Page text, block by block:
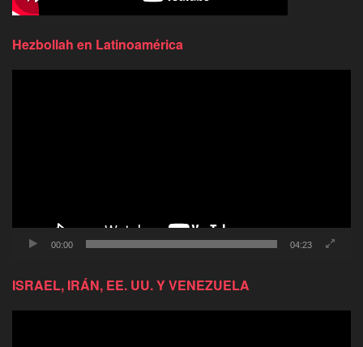
Hezbollah en Latinoamérica
00:00 04:23
ISRAEL, IRÁN, EE. UU. Y VENEZUELA